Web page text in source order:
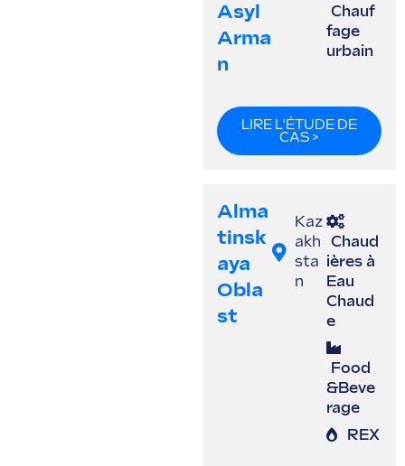
Asyl
Arma
N
Chauf
fage
urbain
LIRE L'ÉTUDE DE
CAS >
Alma
Tinsk
Aya
Obla
St
Kaz
akh
sta
n
Chaud
ières à
Eau
Chaud
e
Food
&Beve
rage
REX